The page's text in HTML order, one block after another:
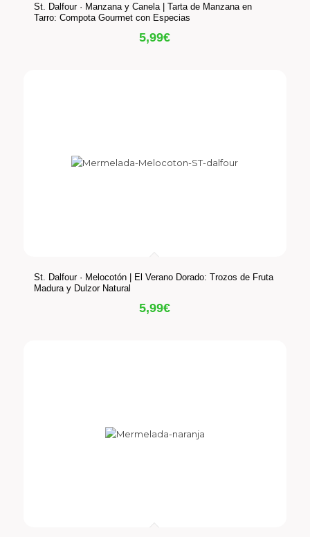
St. Dalfour · Manzana y Canela | Tarta de Manzana en
Tarro: Compota Gourmet con Especias
5,99€
St. Dalfour · Melocotón | El Verano Dorado: Trozos de Fruta
Madura y Dulzor Natural
5,99€